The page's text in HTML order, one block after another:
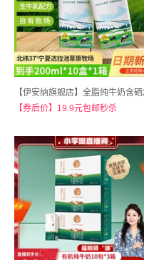
【券后价】19.9元包邮秒杀